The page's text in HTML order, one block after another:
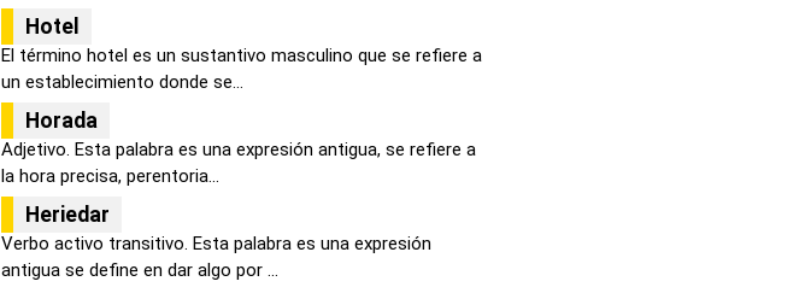
Hotel
El término hotel es un sustantivo masculino que se refiere a
un establecimiento donde se...
Horada
Adjetivo. Esta palabra es una expresión antigua, se refiere a
la hora precisa, perentoria...
Heriedar
Verbo activo transitivo. Esta palabra es una expresión
antigua se define en dar algo por ...